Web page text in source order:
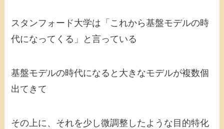
スタンフォード大学は「これから基盤モデルの時
代になってくる」と言っている
基盤モデルの時代になると大きなモデルが複数個
出てきて
その上に、それを少し微調整したような目的特化